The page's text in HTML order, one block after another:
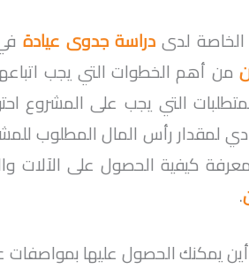
الخاصة لدىدراسة جدوى عيادة
من أهم الخطوات التي يجب
التي يجب على المشروع
لمقدار رأس المال المطلوب
كيفية الحصول على الآلات
.
يمكنك الحصول عليها بمواصفات